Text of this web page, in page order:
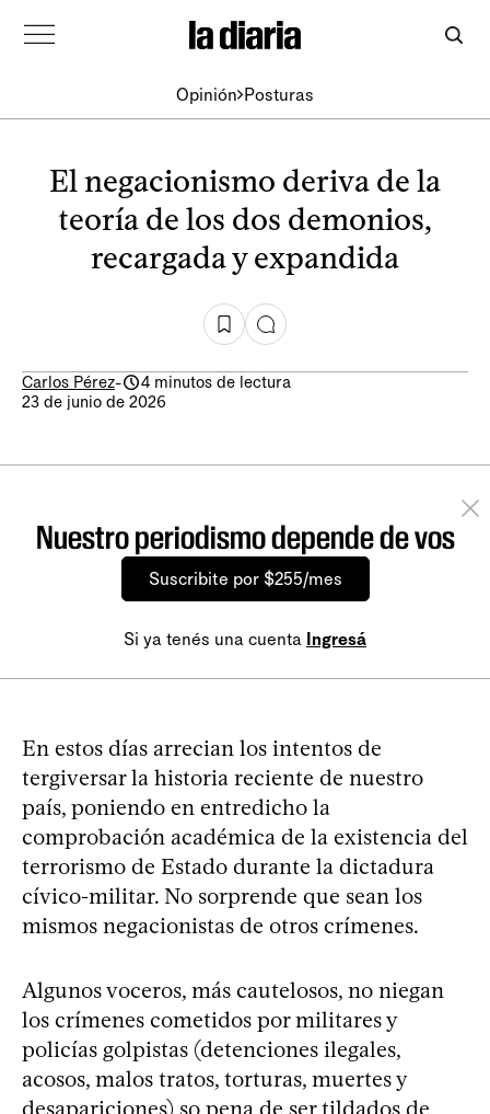
Opinión Posturas
El negacionismo deriva de la
teoría de los dos demonios,
recargada y expandida
Carlos Pérez-
4 minutos de lectura
23 de junio de 2026
Nuestro periodismo depende de vos
Suscribite por $255/mes
Si ya tenés una cuenta Ingresá
En estos días arrecian los intentos de
tergiversar la historia reciente de nuestro
país, poniendo en entredicho la
comprobación académica de la existencia del
terrorismo de Estado durante la dictadura
cívico-militar. No sorprende que sean los
mismos negacionistas de otros crímenes.
Algunos voceros, más cautelosos, no niegan
los crímenes cometidos por militares y
policías golpistas (detenciones ilegales,
acosos, malos tratos, torturas, muertes y
desapariciones) so pena de ser tildados de